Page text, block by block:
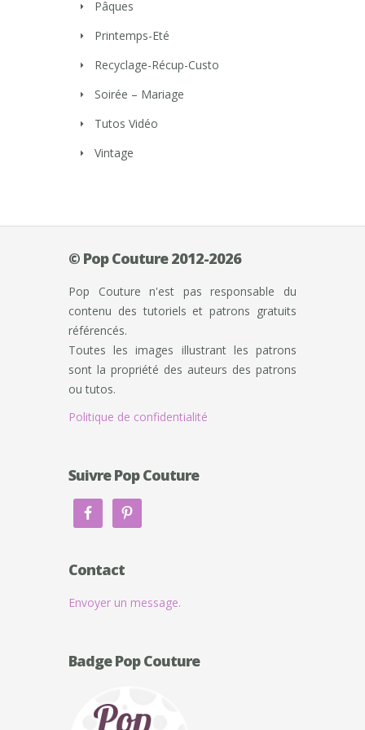
Pâques
Printemps-Eté
Recyclage-Récup-Custo
Soirée – Mariage
Tutos Vidéo
Vintage
© Pop Couture 2012-2026
Pop Couture n'est pas responsable du
contenu des tutoriels et patrons gratuits
référencés.
Toutes les images illustrant les patrons
sont la propriété des auteurs des patrons
ou tutos.
Politique de confidentialité
Suivre Pop Couture
Contact
Envoyer un message.
Badge Pop Couture